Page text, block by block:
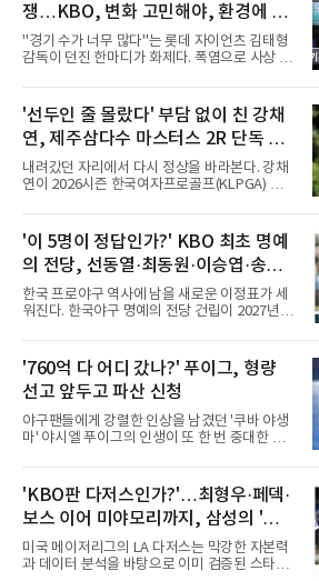
쟁…KBO, 변화 고민해야, 환경에 맞
는 경기 수가 바람직
"경기 수가 너무 많다"는 롯데 자이언츠 김태형
감독이 던진 한마디가 화제다. 폭염으로 사상 초
독은 단순히 더위를 이야기하지 않았다. 우천,
폭염, 부상 등 변수가 늘어나는 현실에서 현재
팀당 144경기 체제가 과연 지속 가능한지 질문
을 던졌다.물론 144경기가 세계적으로 특별히
많은 숫자는 아니다. 메이저리그는 팀당 162경
기, 일본프로야구도 143~144경기를 치른다. 숫
자만 놓고 보면 KBO가 유난히 혹사 구조라고 말
비교하기 어려울 정도로 폭염이 길어지고 강해
지고 있다. 여기에 장마, 이
'선두인 줄 몰랐다' 부담 없이 친 강채
연, 제주삼다수 마스터스 2R 단독 선
두
내려갔던 자리에서 다시 정상을 바라본다. 강채
연이 2026시즌 한국여자프로골프(KLPGA) 투어
억 원, 우승상금 1억8000만 원) 2라운드에서 단
독 선두로 도약했다.강채연은 7일 제주도 서귀
포의 테디밸리 골프앤리조트(파72)에서 열린 2
라운드에서 버디 5개와 보기 1개를 묶어 4언더
파 68타를 쳤다. 중간합계 9언더파 135타로 전
날 공동 4위에서 선두로 올라섰다. 공동 2위 그
룹(8언더파 136타)과는 한 타 차다.이 대회는 그
받았으나, 지난해 상금순위 75위에 그쳐 시드순
위전으로 밀렸고 본선에서도 78위에
'이 5명이 정답인가?' KBO 최초 명예
의 전당, 선동열·최동원·이승엽·송진
우·김응용을 둘러싼 논쟁
한국 프로야구 역사에 남을 새로운 이정표가 세
워진다. 한국야구 명예의 전당 건립이 2027년으
문으로 향하고 있다. "누가 한국 야구 최초의 명
예의 전당 헌액자가 될 것인가?"현재 가장 많이
거론되는 후보군은 선동열, 최동원, 이승엽, 송
진우, 그리고 김응용 감독이다. 한국 야구의 시
대별 상징성과 업적을 고려하면 충분히 설득력
있는 이름들이다.선동열은 한국 야구가 배출한
최고의 투수로 평가받는다. 해태 시절 통산 146
프로야구에서도 성공하며 한국 선수의 해외 진
출 가능성을 보여준 상징적인 존
'760억 다 어디 갔나?' 푸이그, 형량
선고 앞두고 파산 신청
야구팬들에게 강렬한 인상을 남겼던 '쿠바 야생
마' 야시엘 푸이그의 인생이 또 한 번 중대한 갈
거액을 벌었던 푸이그가 연방 사건 선고를 앞두
고 파산보호를 신청했다.푸이그는 최근 미국 플
로리다 파산 법원에 챕터11 파산보호 신청을 냈
다. 챕터11은 기업이나 개인이 채권자들과 협의
를 통해 재정 구조를 재편할 수 있도록 돕는 제도
다.미 매체들에 따르면 푸이그의 자산 규모는
1000만~5000만 달러(약 146억~730억 원), 부
'KBO판 다저스인가?'…최형우·페덱·
보스 이어 미야모리까지, 삼성의 '스펙
만렙' 승부수
미국 메이저리그의 LA 다저스는 막강한 자본력
과 데이터 분석을 바탕으로 이미 검증된 스타들